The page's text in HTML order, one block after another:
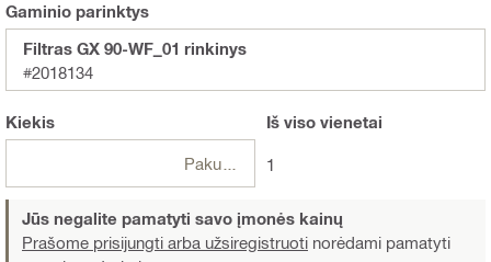
Gaminio parinktys
Filtras GX 90-WF_01 rinkinys
#2018134
Kiekis
Pakuotės
Iš visovienetai
1
Jūs negalite pamatyti savo įmonės kainų
Prašome prisijungti arba užsiregistruoti norėdami pamatyti